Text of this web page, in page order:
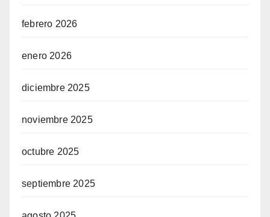
febrero 2026
enero 2026
diciembre 2025
noviembre 2025
octubre 2025
septiembre 2025